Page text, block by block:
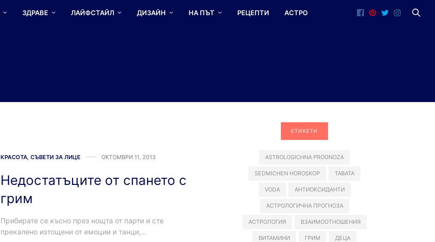
ЗДРАВЕ ЛАЙФСТАЙЛ ДИЗАЙН НА ПЪТ РЕЦЕПТИ АСТРО
КРАСОТА, СЪВЕТИ ЗА ЛИЦЕ ОКТОМВРИ 11, 2013
Недостатъците от спането с
грим
Прибирате се късно през нощта от парти и сте
прекалено изтощени от емоции и танци,…
ЕТИКЕТИ
ASTROLOGICHNA PROGNOZA
SEDMICHEN HOROSKOP TABATA
VODA АНТИОКСИДАНТИ
АСТРОЛОГИЧНА ПРОГНОЗА
АСТРОЛОГИЯ ВЗАИМООТНОШЕНИЯ
ВИТАМИНИ ГРИМ ДЕЦА